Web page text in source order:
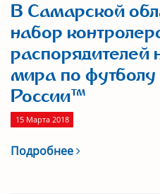
В Самарской
набор
распорядителей
мира по футболу
России™
15 Марта 2018
Подробнее